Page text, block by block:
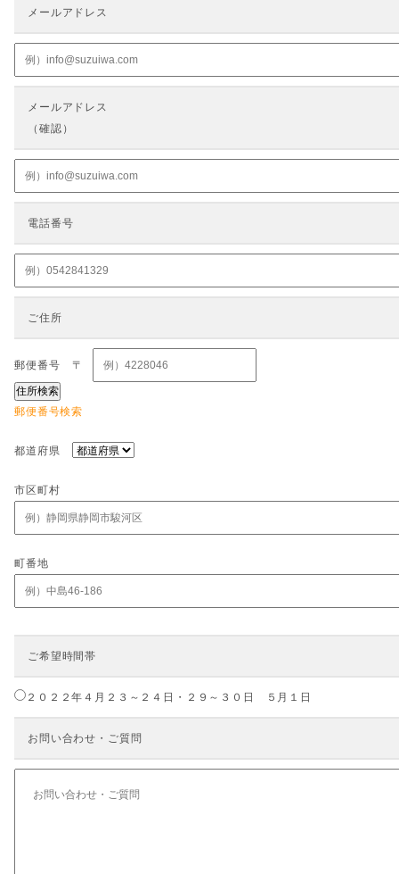
メールアドレス
メールアドレス
（確認）
電話番号
ご住所
郵便番号 〒
郵便番号検索
都道府県
市区町村
町番地
ご希望時間帯
２０２２年４月２３～２４日・２９～３０日 ５月１日
お問い合わせ・ご質問